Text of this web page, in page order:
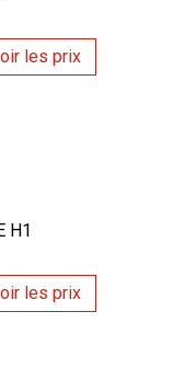
les prix
H1
les prix